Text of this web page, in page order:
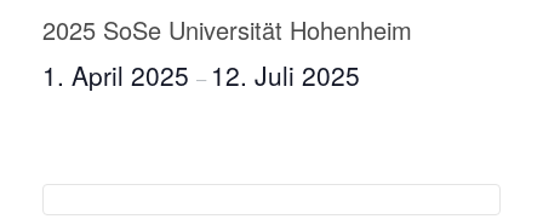
2025 SoSe Universität Hohenheim
1. April 2025 – 12. Juli 2025